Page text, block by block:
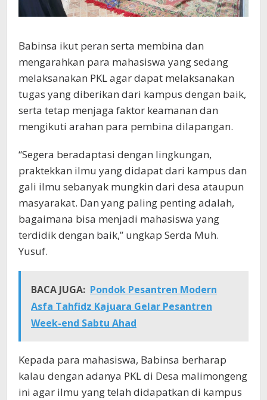
Babinsa ikut peran serta membina dan
mengarahkan para mahasiswa yang sedang
melaksanakan PKL agar dapat melaksanakan
tugas yang diberikan dari kampus dengan baik,
serta tetap menjaga faktor keamanan dan
mengikuti arahan para pembina dilapangan.
“Segera beradaptasi dengan lingkungan,
praktekkan ilmu yang didapat dari kampus dan
gali ilmu sebanyak mungkin dari desa ataupun
masyarakat. Dan yang paling penting adalah,
bagaimana bisa menjadi mahasiswa yang
terdidik dengan baik,” ungkap Serda Muh.
Yusuf.
BACA JUGA: Pondok Pesantren Modern
Asfa Tahfidz Kajuara Gelar Pesantren
Week-end Sabtu Ahad
Kepada para mahasiswa, Babinsa berharap
kalau dengan adanya PKL di Desa malimongeng
ini agar ilmu yang telah didapatkan di kampus